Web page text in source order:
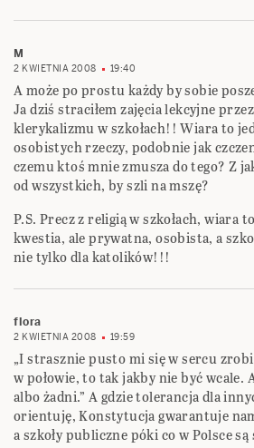
M
2 KWIETNIA 2008 19:40
A może po prostu każdy by sobie
Ja dziś straciłem zajęcia lekcyjne
klerykalizmu w szkołach!! Wiara to
osobistych rzeczy, podobnie jak
czemu ktoś mnie zmusza do tego? Z
od wszystkich, by szli na mszę?
P.S. Precz z religią w szkołach, wiara
kwestia, ale prywatna, osobista, a
nie tylko dla katolików!!!
flora
2 KWIETNIA 2008 19:59
„I strasznie pusto mi się w sercu
w połowie, to tak jakby nie być wcale.
albo żadni.” A gdzie tolerancja dla
orientuję, Konstytucja gwarantuje
a szkoły publiczne póki co w Polsce